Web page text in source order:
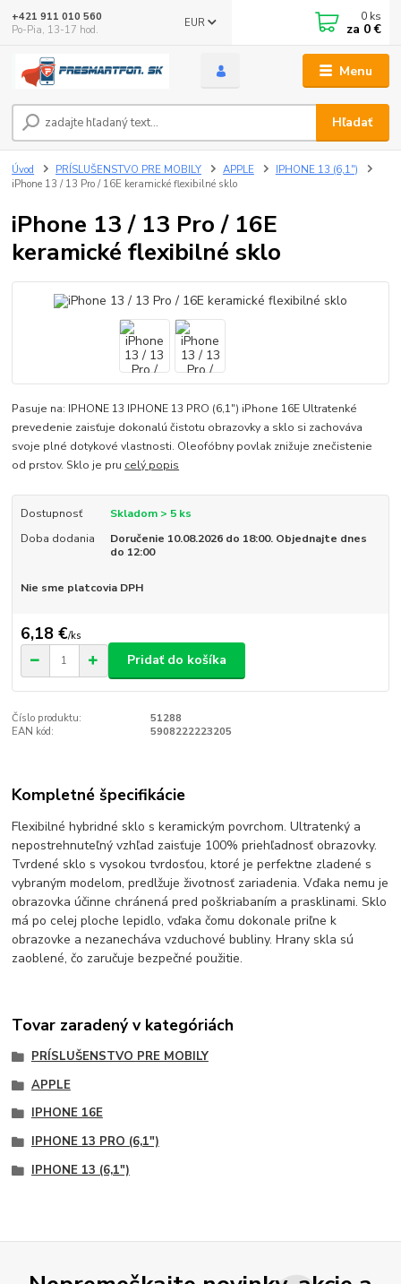
Menu
EUR
Hľadať
+421 911 010 560
Po-Pia, 13-17 hod.
0 ks
za 0 €
Úvod PRÍSLUŠENSTVO PRE MOBILY APPLE
IPHONE 13 (6,1")
iPhone 13 / 13 Pro / 16E keramické flexibilné sklo
iPhone 13 / 13 Pro / 16E
keramické flexibilné sklo
Pasuje na: IPHONE 13 IPHONE 13 PRO (6,1") iPhone 16E Ultratenké
prevedenie zaisťuje dokonalú čistotu obrazovky a sklo si zachováva
svoje plné dotykové vlastnosti. Oleofóbny povlak znižuje znečistenie
od prstov. Sklo je pru celý popis
Dostupnosť
Skladom > 5 ks
Doba dodania
Doručenie 10.08.2026 do 18:00. Objednajte dnes
do 12:00
Nie sme platcovia DPH
6,18 €/ks
Pridať do košíka
Číslo produktu:
51288
EAN kód:
5908222223205
Kompletné špecifikácie
Flexibilné hybridné sklo s keramickým povrchom. Ultratenký a
nepostrehnuteľný vzhľad zaisťuje 100% priehľadnosť obrazovky.
Tvrdené sklo s vysokou tvrdosťou, ktoré je perfektne zladené s
vybraným modelom, predlžuje životnosť zariadenia. Vďaka nemu je
obrazovka účinne chránená pred poškriabaním a prasklinami. Sklo
má po celej ploche lepidlo, vďaka čomu dokonale priľne k
obrazovke a nezanecháva vzduchové bubliny. Hrany skla sú
zaoblené, čo zaručuje bezpečné použitie.
Tovar zaradený v kategóriách
PRÍSLUŠENSTVO PRE MOBILY
APPLE
IPHONE 16E
IPHONE 13 PRO (6,1")
IPHONE 13 (6,1")